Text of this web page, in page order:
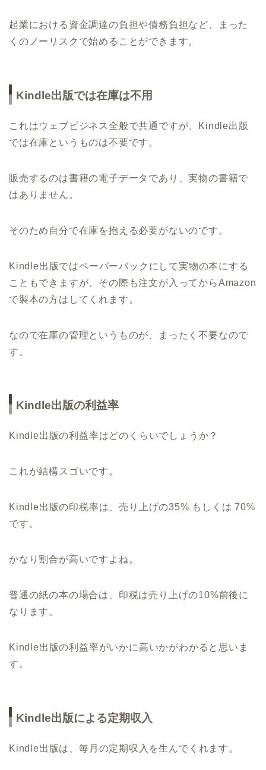
起業における資金調達の負担や債務負担など、まった
くのノーリスクで始めることができます。
Kindle出版では在庫は不用
これはウェブビジネス全般で共通ですが、Kindle出版
では在庫というものは不要です。
販売するのは書籍の電子データであり、実物の書籍で
はありません。
そのため自分で在庫を抱える必要がないのです。
Kindle出版ではペーパーバックにして実物の本にする
こともできますが、その際も注文が入ってからAmazon
で製本の方はしてくれます。
なので在庫の管理というものが、まったく不要なので
す。
Kindle出版の利益率
Kindle出版の利益率はどのくらいでしょうか？
これが結構スゴいです。
Kindle出版の印税率は、売り上げの35% もしくは 70%
です。
かなり割合が高いですよね。
普通の紙の本の場合は、印税は売り上げの10%前後に
なります。
Kindle出版の利益率がいかに高いかがわかると思いま
す。
Kindle出版による定期収入
Kindle出版は、毎月の定期収入を生んでくれます。